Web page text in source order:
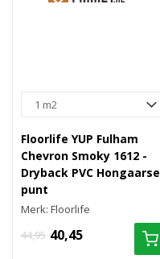
Floorlife YUP Fulham
Chevron Smoky 1612 -
Dryback PVC Hongaarse
punt
Merk: Floorlife
44,95 40,45